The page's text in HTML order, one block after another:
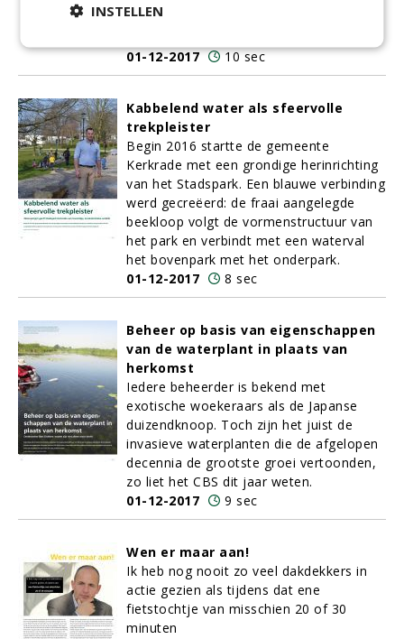
aangegaan om het Land van Cuijk
01-12-2017
10 sec
Kabbelend water als sfeervolle
trekpleister
Begin 2016 startte de gemeente
Kerkrade met een grondige herinrichting
van het Stadspark. Een blauwe verbinding
werd gecreëerd: de fraai aangelegde
beekloop volgt de vormenstructuur van
het park en verbindt met een waterval
het bovenpark met het onderpark.
01-12-2017
8 sec
Beheer op basis van eigenschappen
van de waterplant in plaats van
herkomst
Iedere beheerder is bekend met
exotische woekeraars als de Japanse
duizendknoop. Toch zijn het juist de
invasieve waterplanten die de afgelopen
decennia de grootste groei vertoonden,
zo liet het CBS dit jaar weten.
01-12-2017
9 sec
Wen er maar aan!
Ik heb nog nooit zo veel dakdekkers in
actie gezien als tijdens dat ene
fietstochtje van misschien 20 of 30
minuten
INSTELLEN